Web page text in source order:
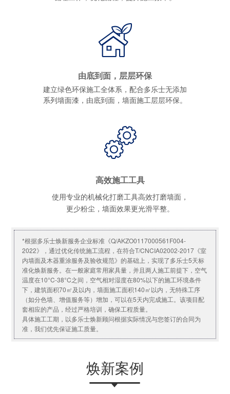
由底到面，层层环保
建立绿色环保施工全体系，配合多乐士无添加
系列墙面漆，由底到面，墙面施工层层环保。
高效施工工具
使用专业的机械化打磨工具高效打磨墙面，
更少粉尘，墙面效果更光滑平整。
*根据多乐士焕新服务企业标准《Q/AKZO0117000561F004-
2022》，通过优化传统施工流程，在符合T/CNCIA02002-2017《室
内墙面及木器重涂服务及验收规范》的基础上，实现了多乐士5天标
准化焕新服务。在一般家庭常用家具量，并且两人施工前提下，空气
温度在10°C-38°C之间，空气相对湿度在80%以下的施工环境条件
下，建筑面积70㎡及以内，墙面施工面积140㎡以内，无特殊工序
（如分色墙、增值服务等）增加，可以在5天内完成施工。该项目配
套相应的产品，经过严格培训，确保工程质量。
具体施工工期，以多乐士焕新顾问根据实际情况与您签订的合同为
准，我们优先保证施工质量。
焕新案例